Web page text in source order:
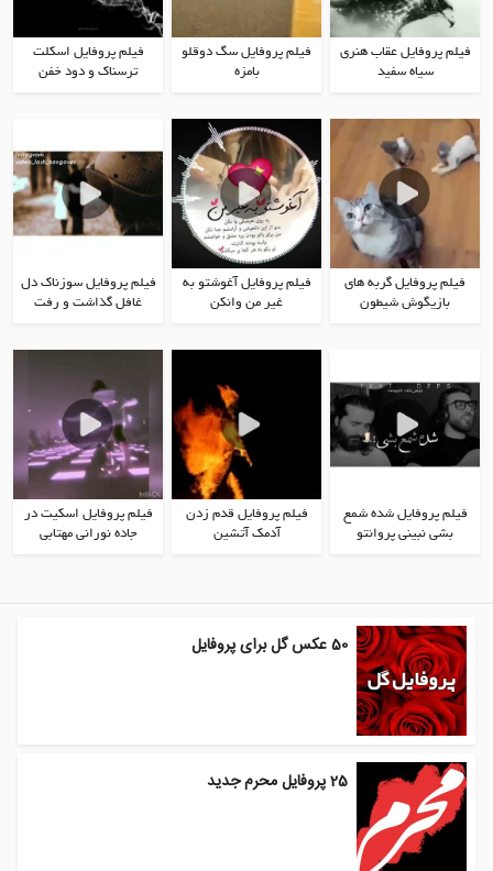
فیلم پروفایل عقاب هنری
سیاه سفید
فیلم پروفایل سگ دوقلو
بامزه
فیلم پروفایل اسکلت
ترسناک و دود خفن
فیلم پروفایل گربه های
بازیگوش شیطون
فیلم پروفایل آغوشتو به
غیر من وانکن
فیلم پروفایل سوزناک دل
غافل گذاشت و رفت
فیلم پروفایل شده شمع
بشی نبینی پروانتو
فیلم پروفایل قدم زدن
آدمک آتشین
فیلم پروفایل اسکیت در
جاده نورانی مهتابی
50 عکس گل برای پروفایل
25 پروفایل محرم جدید